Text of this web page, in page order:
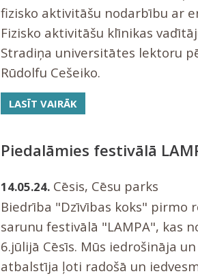
fizisko aktivitāšu nodarbību ar
Fizisko aktivitāšu klīnikas
Stradiņa universitātes lektoru
Rūdolfu Cešeiko.
LASĪT VAIRĀK
Piedalāmies festivālā
14.05.24.Cēsis, Cēsu parks
Biedrība "Dzīvības koks" pirmo
sarunu festivālā "LAMPA", kas
6.jūlijā Cēsīs. Mūs iedrošināja
atbalstīja ļoti radošā un